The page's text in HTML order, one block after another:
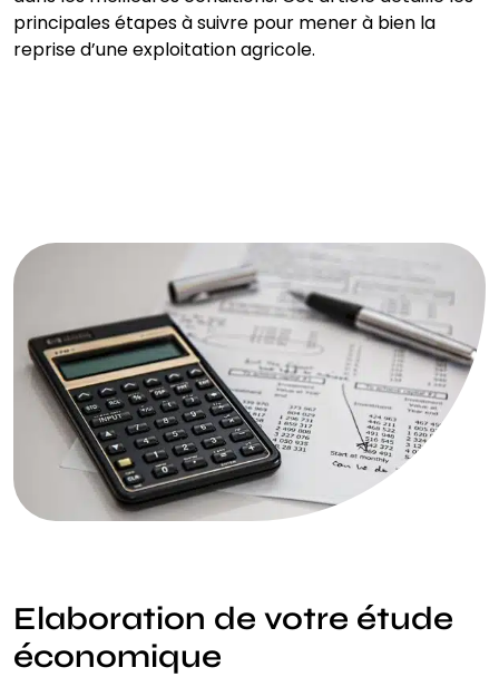
principales étapes à suivre pour mener à bien la
reprise d’une exploitation agricole.
Elaboration de votre étude
économique